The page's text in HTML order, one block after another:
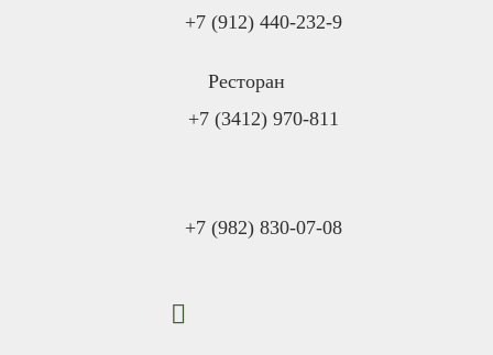
+7 (912) 440-232-9
Ресторан
+7 (3412) 970-811
+7 (982) 830-07-08